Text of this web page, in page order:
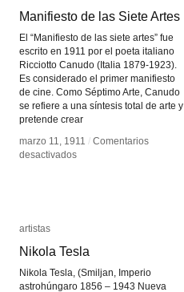
Manifiesto de las Siete Artes
El “Manifiesto de las siete artes” fue
escrito en 1911 por el poeta italiano
Ricciotto Canudo (Italia 1879-1923).
Es considerado el primer manifiesto
de cine. Como Séptimo Arte, Canudo
se refiere a una síntesis total de arte y
pretende crear
marzo 11, 1911 / Comentarios
desactivadosen
Manifiesto de las Siete Artes
marzo 11, 1911 / Comentarios
desactivadosen
artistas
Nikola Tesla
Nikola Tesla, (Smiljan, Imperio
astrohúngaro 1856 – 1943 Nueva
artistas
Nikola Tesla